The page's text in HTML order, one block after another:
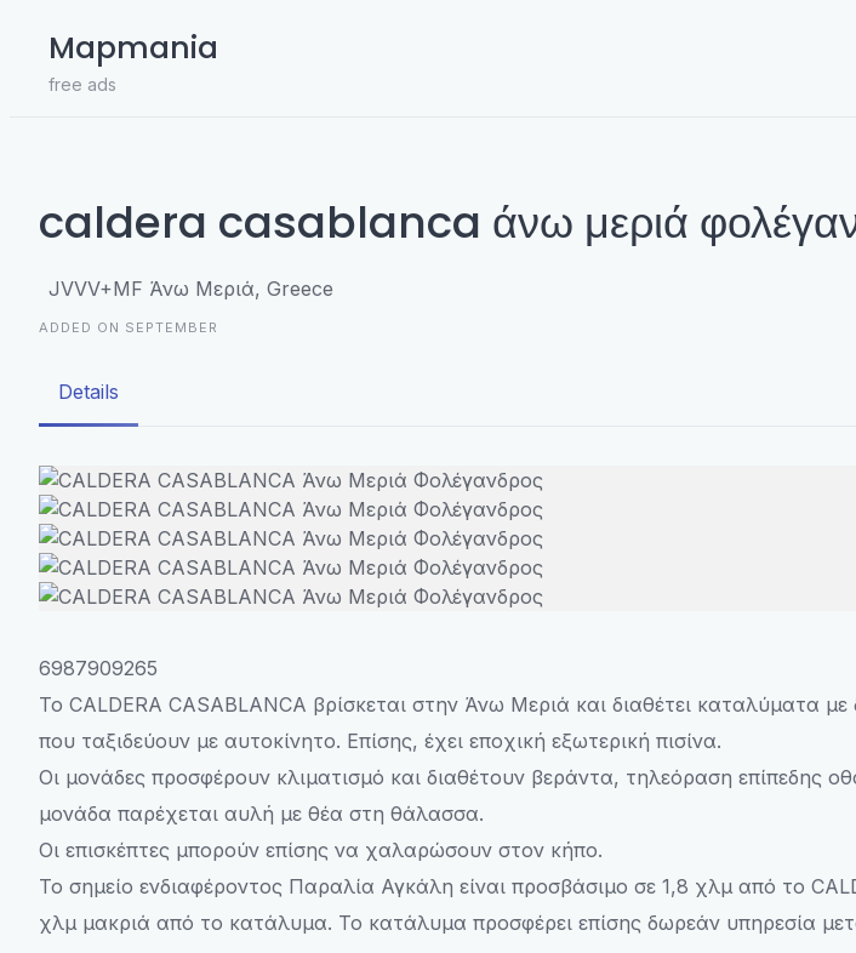
content
Mapmania
free ads
caldera casablanca άνω μεριά
JVVV+MF Άνω Μεριά, Greece
ADDED ON SEPTEMBER
Details
6987909265
Το CALDERA CASABLANCA βρίσκεται στην Άνω Μεριά και διαθέτει καταλύματα
που ταξιδεύουν με αυτοκίνητο. Επίσης, έχει εποχική εξωτερική πισίνα.
Οι μονάδες προσφέρουν κλιματισμό και διαθέτουν βεράντα, τηλεόραση επίπεδης
μονάδα παρέχεται αυλή με θέα στη θάλασσα.
Οι επισκέπτες μπορούν επίσης να χαλαρώσουν στον κήπο.
Το σημείο ενδιαφέροντος Παραλία Αγκάλη είναι προσβάσιμο σε 1,8 χλμ από το
χλμ μακριά από το κατάλυμα. Το κατάλυμα προσφέρει επίσης δωρεάν υπηρεσία